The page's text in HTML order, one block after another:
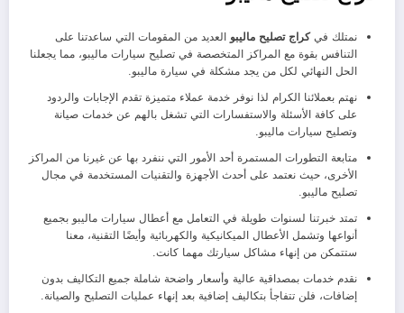
نمتلك فيكراج تصليح ماليبو العديد من المقومات التي ساعدتنا على
التنافس بقوة مع المراكز المتخصصة في تصليح سيارات ماليبو، مما يجعلنا
الحل النهائي لكل من يجد مشكلة في سيارة ماليبو.
نهتم بعملائنا الكرام لذا نوفر خدمة عملاء متميزة تقدم الإجابات والردود
على كافة الأسئلة والاستفسارات التي تشغل بالهم عن خدمات صيانة
وتصليح سيارات ماليبو.
متابعة التطورات المستمرة أحد الأمور التي ننفرد بها عن غيرنا من المراكز
الأخرى، حيث نعتمد على أحدث الأجهزة والتقنيات المستخدمة في مجال
تصليح ماليبو.
تمتد خبرتنا لسنوات طويلة في التعامل مع أعطال سيارات ماليبو بجميع
أنواعها وتشمل الأعطال الميكانيكية والكهربائية وأيضًا التقنية، معنا
ستتمكن من إنهاء مشاكل سيارتك مهما كانت.
نقدم خدمات بمصداقية عالية وأسعار واضحة شاملة جميع التكاليف بدون
إضافات، فلن تتفاجأ بتكاليف إضافية بعد إنهاء عمليات التصليح والصيانة.